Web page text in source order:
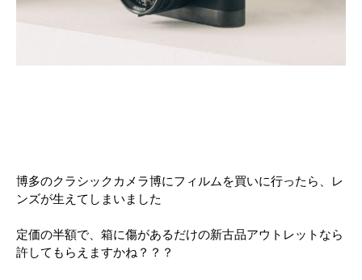
博多のクラシックカメラ博にフィルムを買いに行ったら、レ
ンズが生えてしまいました
定価の半額で、箱に傷があるだけの新古品アウトレットなら
許してもらえますかね？？？